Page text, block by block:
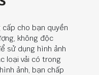
cấp cho bạn quyền
không độc
sử dụng hình ảnh
loại vải có trong
ảnh, bạn chấp